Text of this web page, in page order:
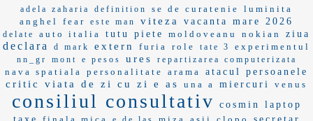
adela zaharia definition se de curatenie
luminita
anghel
fear este man viteza vacanta mare 2026
delate auto italia tutu piete moldoveanu nokian ziua
declara d mark extern furia role tate 3 experimentul
nn_gr mont e pesos ures repartizarea computerizata
nava spatiala personalitate arama atacul persoanele
critic viata de zi cu zi e as una a miercuri venus
consiliul consultativ cosmin
laptop